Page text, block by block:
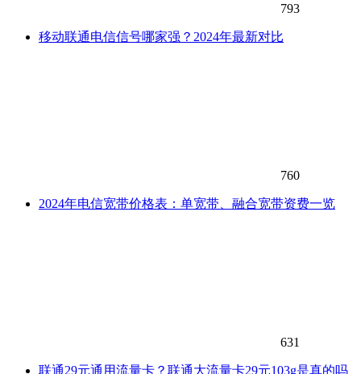
793
移动联通电信信号哪家强？2024年最新对比
760
2024年电信宽带价格表：单宽带、融合宽带资费一览
631
联通29元通用流量卡？联通大流量卡29元103g是真的吗